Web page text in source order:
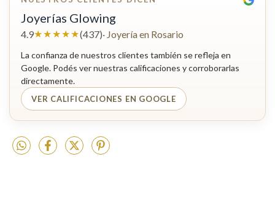
Joyerías Glowing
4.9★★★★★(437)· Joyería en Rosario
La confianza de nuestros clientes también se refleja en
Google. Podés ver nuestras calificaciones y corroborarlas
directamente.
VER CALIFICACIONES EN GOOGLE